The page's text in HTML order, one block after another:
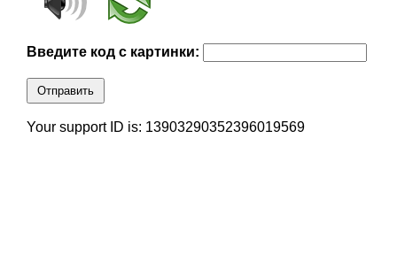
Введите код с картинки:
Отправить
Your support ID is: 13903290352396019569